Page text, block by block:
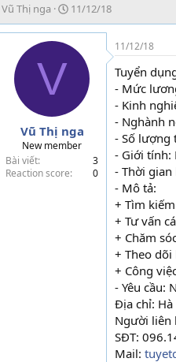
T
h
r
Vũ Thị nga
N
g
à
y
11/12/18
V
Vũ Thị nga
New member
Bài viết
3
Reaction score
0
11/12/18
Tuyển
- Mức
- Kinh
- Nghành
- Số lượng
- Giới tính:
- Thời gian
- Mô tả:
+ Tìm
+ Tư vấn
+ Chăm
+ Theo
+ Công
- Yêu cầu:
Địa chỉ:
Người liên
SĐT:
Mail: